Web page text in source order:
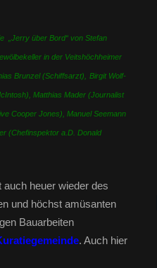
„Jerry über Bord“ von Stefan
in der Veitshöchheimer
Brunzel (Schiffsarzt), Birgit Wolf-
Matthias Mader (Journalist
Cooper Jones), Manuel Seemann
(Chefinspektor a.D. Donald
heuer wieder des
und höchst amüsanten
Bauarbeiten
. Auch hier